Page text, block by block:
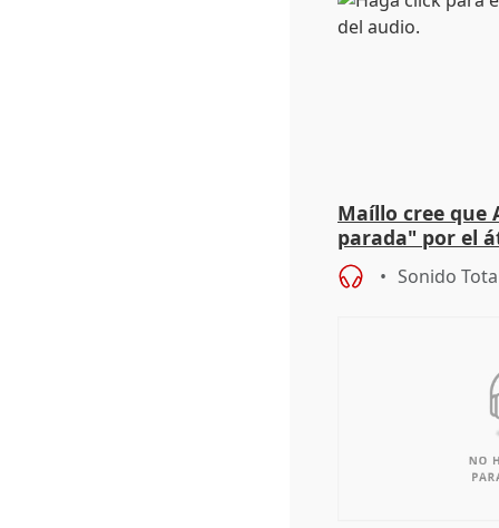
Maíllo cree que
parada" por el
Sonido